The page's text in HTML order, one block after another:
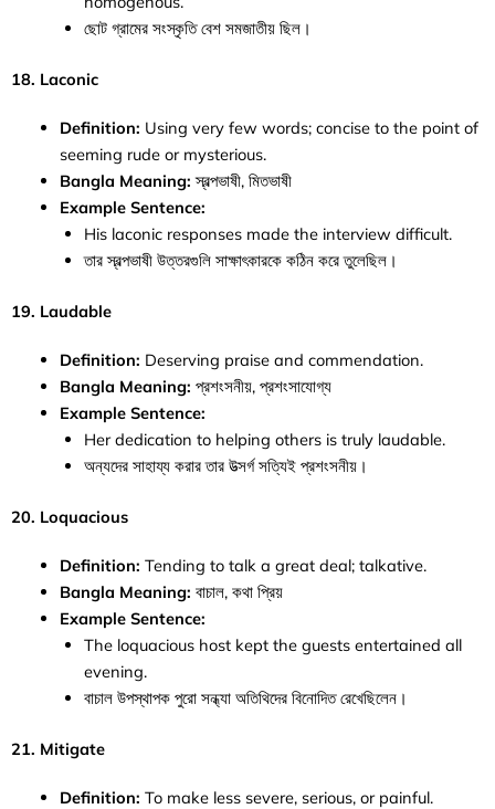
ছোট গ্রামের সংস্কৃতি বেশ সমজাতীয় ছিল।
18. Laconic
Definition: Using very few words; concise to the point of
seeming rude or mysterious.
Bangla Meaning: স্বল্পভাষী, মিতভাষী
Example Sentence:
His laconic responses made the interview difficult.
তার স্বল্পভাষী উত্তরগুলি সাক্ষাৎকারকে কঠিন করে তুলেছিল।
19. Laudable
Definition: Deserving praise and commendation.
Bangla Meaning: প্রশংসনীয়, প্রশংসাযোগ্য
Example Sentence:
Her dedication to helping others is truly laudable.
অন্যদের সাহায্য করার তার উত্সর্গ সত্যিই প্রশংসনীয়।
20. Loquacious
Definition: Tending to talk a great deal; talkative.
Bangla Meaning: বাচাল, কথা প্রিয়
Example Sentence:
The loquacious host kept the guests entertained all
evening.
বাচাল উপস্থাপক পুরো সন্ধ্যা অতিথিদের বিনোদিত রেখেছিলেন।
21. Mitigate
Definition: To make less severe, serious, or painful.